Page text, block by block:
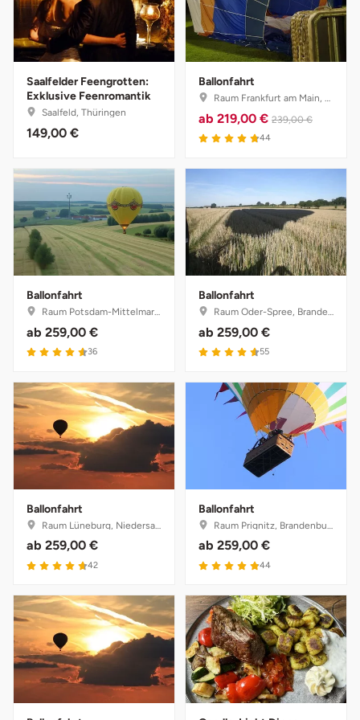
Saalfelder Feengrotten:
Exklusive Feenromantik
Saalfeld, Thüringen
149,00 €
Ballonfahrt
Raum Frankfurt am Main, Hessen
ab 219,00 € 239,00 €
4.8 von 5
44
Ballonfahrt
Raum Potsdam-Mittelmark, Brandenburg
ab 259,00 €
4.6 von 5
36
Ballonfahrt
Raum Oder-Spree, Brandenburg
ab 259,00 €
4.6 von 5
55
Ballonfahrt
Raum Lüneburg, Niedersachsen
ab 259,00 €
4.7 von 5
42
Ballonfahrt
Raum Prignitz, Brandenburg
ab 259,00 €
4.9 von 5
44
Mettingen
Moers
Märkisch-Oderland
Mönchengladbach
München
Münster
Nagold
Neckarsulm
Nesselwang
Nidda
Nordwestmecklenburg
Nürnberg
Oberhavel
Odenwald
Oder-Spree
Oldenburg